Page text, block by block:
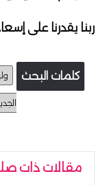
ربنا يقدرنا على
كلمات البحث
مقالات ذات